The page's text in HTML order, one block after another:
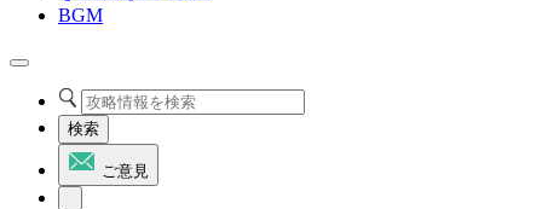
BGM
検索
ご意見